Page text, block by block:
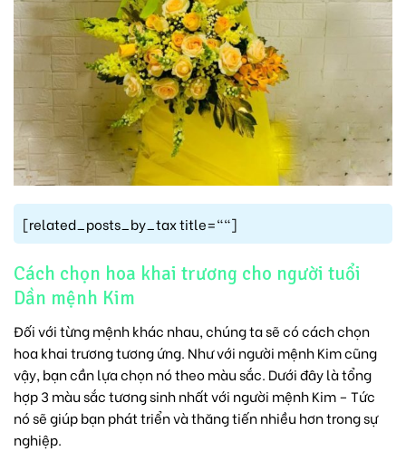
[related_posts_by_tax title=""]
Cách chọn hoa khai trương cho người tuổi
Dần mệnh Kim
Đối với từng mệnh khác nhau, chúng ta sẽ có cách chọn
hoa khai trương tương ứng. Như với người mệnh Kim cũng
vậy, bạn cần lựa chọn nó theo màu sắc. Dưới đây là tổng
hợp 3 màu sắc tương sinh nhất với người mệnh Kim – Tức
nó sẽ giúp bạn phát triển và thăng tiến nhiều hơn trong sự
nghiệp.